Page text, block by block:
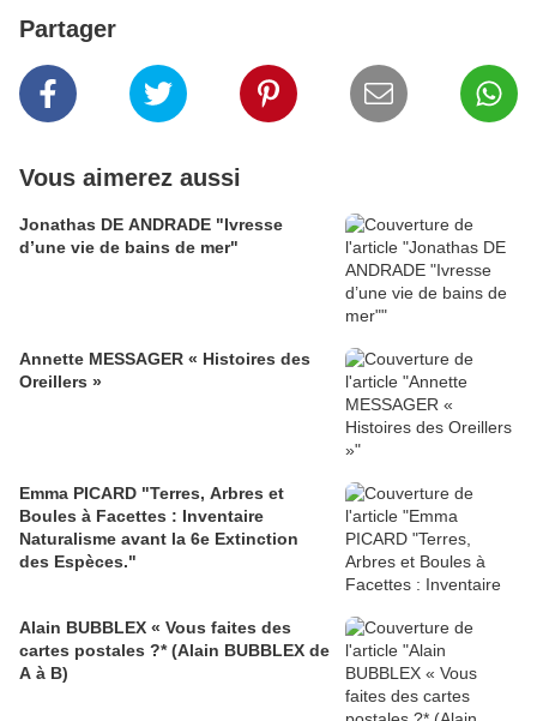
Partager
Vous aimerez aussi
Jonathas DE ANDRADE "Ivresse
d’une vie de bains de mer"
Annette MESSAGER « Histoires des
Oreillers »
Emma PICARD "Terres, Arbres et
Boules à Facettes : Inventaire
Naturalisme avant la 6e Extinction
des Espèces."
Alain BUBBLEX « Vous faites des
cartes postales ?* (Alain BUBBLEX de
A à B)